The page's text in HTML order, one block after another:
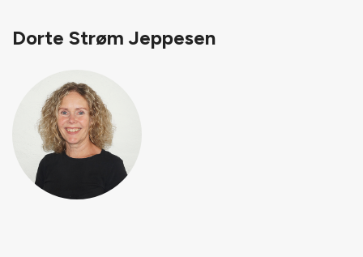
Dorte Strøm Jeppesen